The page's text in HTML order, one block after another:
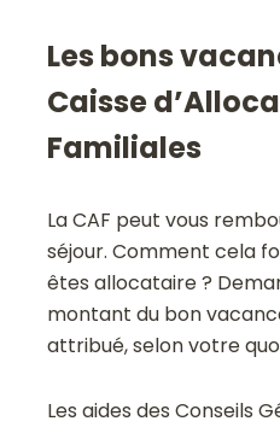
Les bons
Caisse
Familiales
La CAF peut vous
séjour. Comment cela
êtes allocataire ?
montant du bon
attribué, selon votre
Les aides des Conseils